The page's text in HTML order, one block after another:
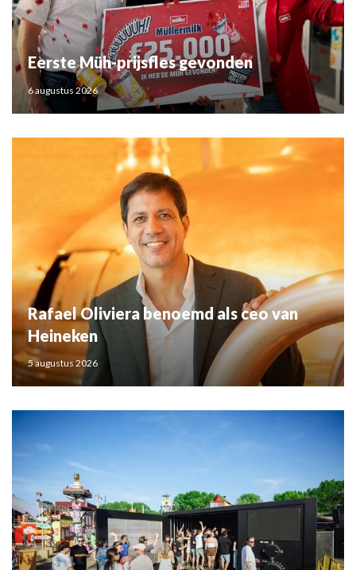
Eerste Müh-prijsfles gevonden
6 augustus 2026
Rafael Oliviera benoemd als ceo van
Heineken
5 augustus 2026